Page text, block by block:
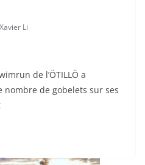
Li
de l’ÖTILLÖ a
nombre de gobelets sur ses